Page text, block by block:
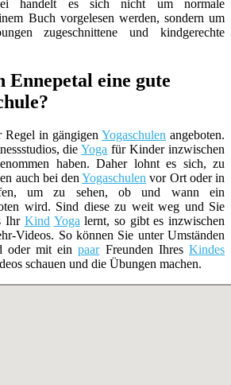
handelt es sich nicht um normale
Buch vorgelesen werden, sondern um
zugeschnittene und kindgerechte
Ennepetal eine gute
in gängigen Yogaschulen angeboten.
dieYoga für Kinder inzwischen
haben. Daher lohnt es sich, zu
auch bei denYogaschulen vor Ort oder in
um zu sehen, ob und wann ein
wird. Sind diese zu weit weg und Sie
Ihr Kind Yogalernt, so gibt es inzwischen
Videos. So können Sie unter Umständen
oder mit einpaarFreunden IhresKindes
schauen und die Übungen machen.